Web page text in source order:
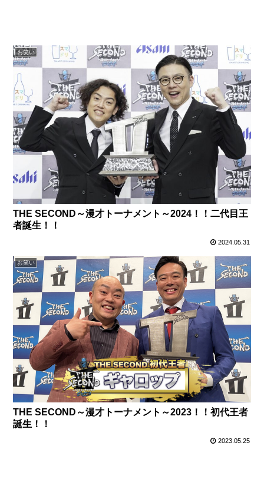
お笑い
THE SECOND～漫才トーナメント～2024！！二代目王
者誕生！！
2024.05.31
お笑い
THE SECOND～漫才トーナメント～2023！！初代王者
誕生！！
2023.05.25